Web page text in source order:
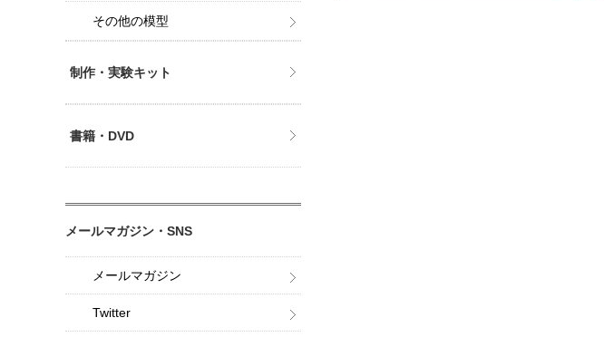
その他の模型
制作・実験キット
書籍・DVD
メールマガジン・SNS
メールマガジン
Twitter